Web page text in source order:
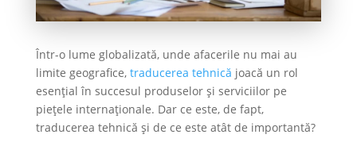
Într-o lume globalizată, unde afacerile nu mai au
limite geografice, traducerea tehnică joacă un rol
esențial în succesul produselor și serviciilor pe
piețele internaționale. Dar ce este, de fapt,
traducerea tehnică și de ce este atât de importantă?